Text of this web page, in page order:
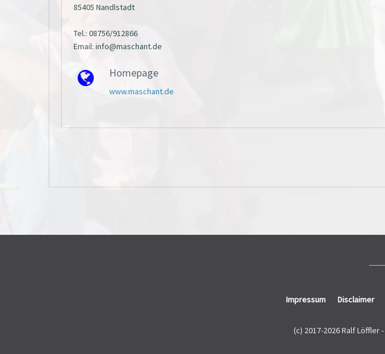
85405 Nandlstadt
Tel.: 08756/912866
Email: info@maschant.de
Homepage
www.maschant.de
Impressum Disclaimer
(c) 2017-2026 Ralf Löffler -